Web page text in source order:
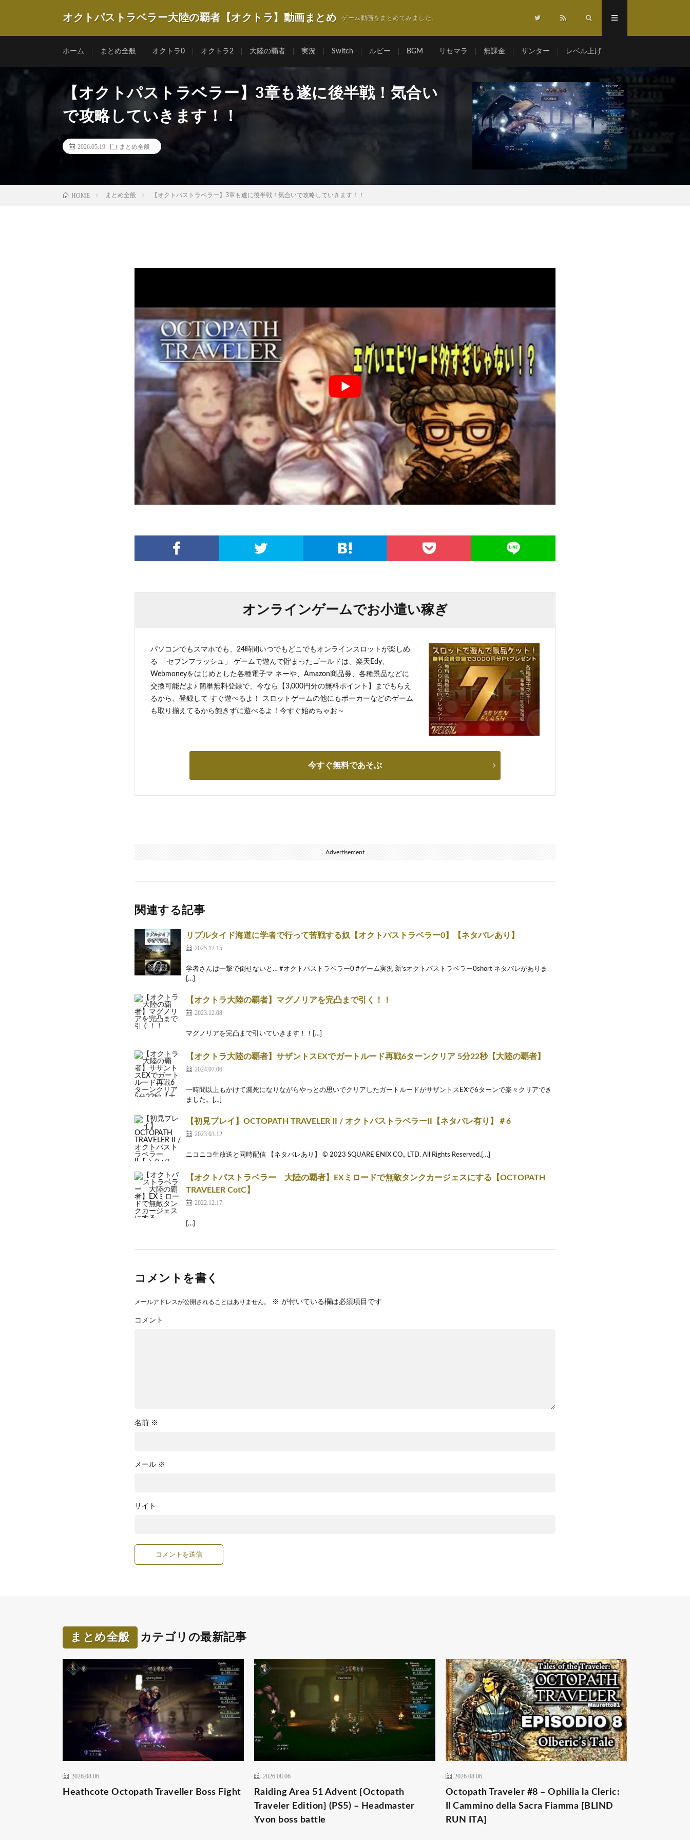
オクトパストラベラー大陸の覇者【オクトラ】動画まとめ ゲーム動画をまとめてみました。
ホーム まとめ全般 オクトラ0 オクトラ2 大陸の覇者 実況 Switch ルビー BGM リセマラ 無課金 ザンター レベル上げ
【オクトパストラベラー】3章も遂に後半戦！気合い
で攻略していきます！！
2026.05.19 まとめ全般
HOME まとめ全般 【オクトパストラベラー】3章も遂に後半戦！気合いで攻略していきます！！
オンラインゲームでお小遣い稼ぎ
パソコンでもスマホでも、24時間いつでもどこでもオンラインスロットが楽しめ
る 「セブンフラッシュ」 ゲームで遊んで貯まったゴールドは、楽天Edy、
Webmoneyをはじめとした各種電子マ ネーや、Amazon商品券、各種景品などに
交換可能だよ♪ 簡単無料登録で、今なら【3,000円分の無料ポイント】までもらえ
るから、登録して すぐ遊べるよ！ スロットゲームの他にもポーカーなどのゲーム
も取り揃えてるから飽きずに遊べるよ！今すぐ始めちゃお～
今すぐ無料であそぶ
Advertisement
関連する記事
リプルタイド海道に学者で行って苦戦する奴【オクトパストラベラー0】【ネタバレあり】
2025.12.15
学者さんは一撃で倒せないと… #オクトパストラベラー0 #ゲーム実況 新’sオクトパストラベラー0short ネタバレがありま
[…]
【オクトラ大陸の覇者】マグノリアを完凸まで引く！！
2023.12.08
マグノリアを完凸まで引いていきます！！[…]
【オクトラ大陸の覇者】サザントスEXでガートルード再戦6ターンクリア 5分22秒【大陸の覇者】
2024.07.06
一時間以上もかけて瀕死になりながらやっとの思いでクリアしたガートルードがサザントスEXで6ターンで楽々クリアでき
ました。[…]
【初見プレイ】OCTOPATH TRAVELER II / オクトパストラベラーII【ネタバレ有り】＃6
2023.03.12
ニコニコ生放送と同時配信 【ネタバレあり】 © 2023 SQUARE ENIX CO., LTD. All Rights Reserved.[…]
【オクトパストラベラー 大陸の覇者】EXミロードで無敵タンクカージェスにする【OCTOPATH
TRAVELER CotC】
2022.12.17
[…]
コメントを書く
メールアドレスが公開されることはありません。 ※ が付いている欄は必須項目です
コメント
名前 ※
メール ※
サイト
まとめ全般 カテゴリの最新記事
2026.08.06
Heathcote Octopath Traveller Boss Fight
2026.08.06
Raiding Area 51 Advent {Octopath
Traveler Edition} (PS5) – Headmaster
Yvon boss battle
2026.08.06
Octopath Traveler #8 – Ophilia la Cleric:
Il Cammino della Sacra Fiamma [BLIND
RUN ITA]